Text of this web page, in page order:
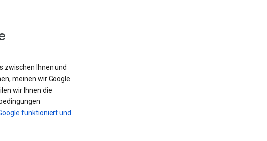
zwischen Ihnen und
meinen wir Google
wir Ihnen die
funktioniert und